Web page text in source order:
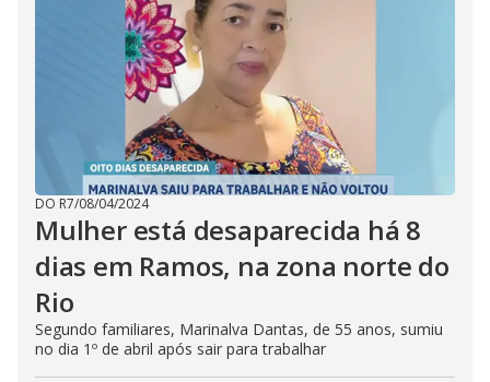
DO R7/08/04/2024
Mulher está desaparecida há 8
dias em Ramos, na zona norte do
Rio
Segundo familiares, Marinalva Dantas, de 55 anos, sumiu
no dia 1º de abril após sair para trabalhar